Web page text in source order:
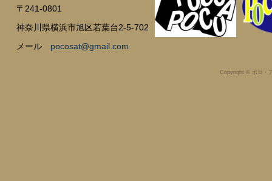
〒241-0801
神奈川県横浜市旭区若葉台2-5-702
メール pocosat@gmail.com
Copyright © ポコ・